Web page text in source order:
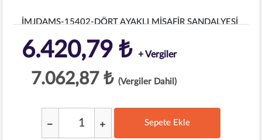
İMJDAMS-15402-DÖRT AYAKLI MİSAFİR SANDALYESİ
6.420,79 ₺ + Vergiler
7.062,87 ₺ (Vergiler Dahil)
Sepete Ekle